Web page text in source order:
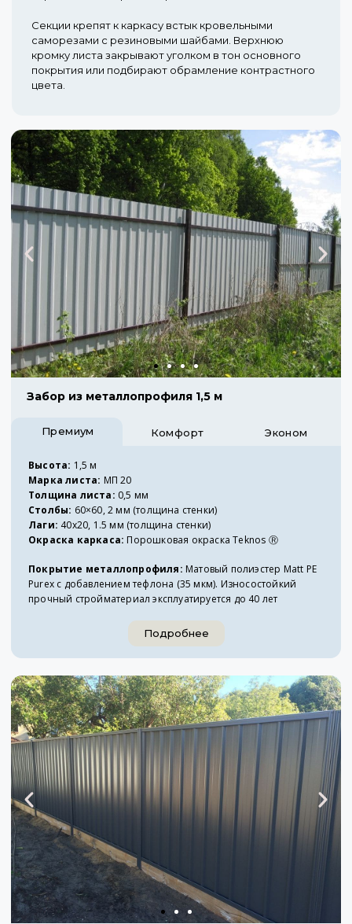
Секции крепят к каркасу встык кровельными
саморезами с резиновыми шайбами. Верхнюю
кромку листа закрывают уголком в тон основного
покрытия или подбирают обрамление контрастного
цвета.
Забор из металлопрофиля 1,5 м
Премиум Комфорт Эконом
Высота: 1,5 м
Марка листа: МП 20
Толщина листа: 0,5 мм
Столбы: 60×60, 2 мм (толщина стенки)
Лаги: 40х20, 1.5 мм (толщина стенки)
Окраска каркаса: Порошковая окраска Teknos Ⓡ
Покрытие металлопрофиля: Матовый полиэстер Matt PE
Purex с добавлением тефлона (35 мкм). Износостойкий
прочный стройматериал эксплуатируется до 40 лет
Подробнее